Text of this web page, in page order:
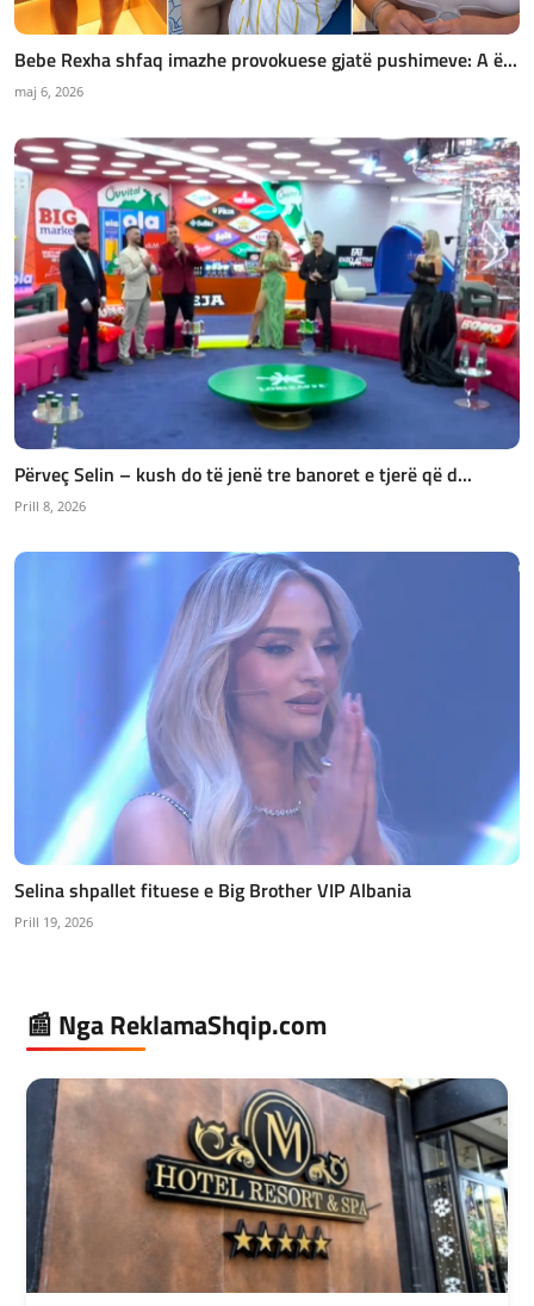
Bebe Rexha shfaq imazhe provokuese gjatë pushimeve: A ë...
maj 6, 2026
Përveç Selin – kush do të jenë tre banoret e tjerë që d...
Prill 8, 2026
Selina shpallet fituese e Big Brother VIP Albania
Prill 19, 2026
📰 Nga ReklamaShqip.com